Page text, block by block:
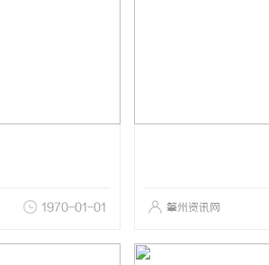
1970-01-01 肇州资讯网